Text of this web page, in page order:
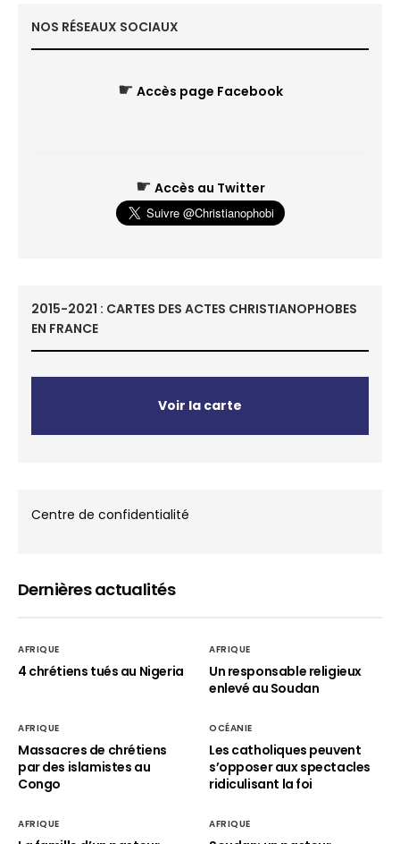
NOS RÉSEAUX SOCIAUX
☛ Accès page Facebook
☛ Accès au Twitter
2015-2021 : CARTES DES ACTES CHRISTIANOPHOBES
EN FRANCE
Voir la carte
Centre de confidentialité
Dernières actualités
AFRIQUE
4 chrétiens tués au Nigeria
AFRIQUE
Un responsable religieux
enlevé au Soudan
AFRIQUE
Massacres de chrétiens
par des islamistes au
Congo
OCÉANIE
Les catholiques peuvent
s’opposer aux spectacles
ridiculisant la foi
AFRIQUE AFRIQUE